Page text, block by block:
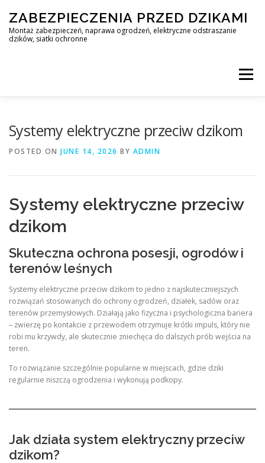
content
ZABEZPIECZENIA PRZED DZIKAMI
Montaż zabezpieczeń, naprawa ogrodzeń, elektryczne odstraszanie
dzików, siatki ochronne
Menu
ZABEZPIECZENIA PRZED DZIKAMI BLOG
KONTAKT
Systemy elektryczne przeciw dzikom
POSTED ON JUNE 14, 2026 BY ADMIN
Systemy elektryczne przeciw
dzikom
Skuteczna ochrona posesji, ogrodów i
terenów leśnych
Systemy elektryczne przeciw dzikom to jedno z najskuteczniejszych
rozwiązań stosowanych do ochrony ogrodzeń, działek, sadów oraz
terenów przemysłowych. Działają jako fizyczna i psychologiczna bariera
– zwierzę po kontakcie z przewodem otrzymuje krótki impuls, który nie
robi mu krzywdy, ale skutecznie zniechęca do dalszych prób wejścia na
teren.
To rozwiązanie szczególnie popularne w miejscach, gdzie dziki
regularnie niszczą ogrodzenia i wykonują podkopy.
Jak działa system elektryczny przeciw
dzikom?